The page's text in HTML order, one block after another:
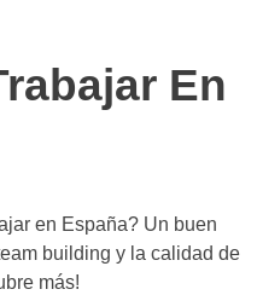
En
en España? Un buen
building y la calidad de
más!